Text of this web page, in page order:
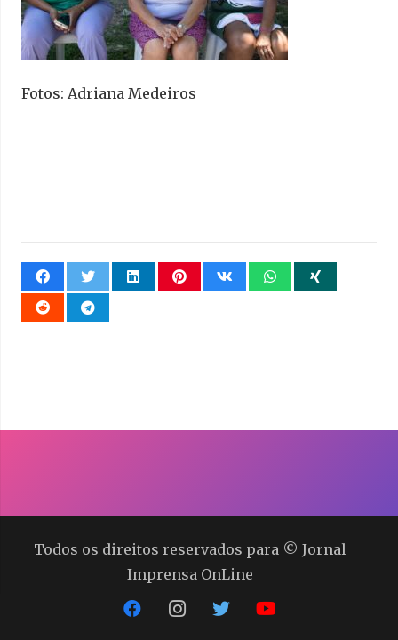
Fotos: Adriana Medeiros
Todos os direitos reservados para © Jornal
Imprensa OnLine